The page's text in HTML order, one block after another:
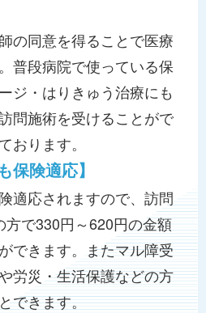
の同意を得ることで医療
普段病院で使っている保
ジ・はりきゅう治療にも
問施術を受けることがで
おります。
保険適応】
適応されますので、訪問
で330円～620円の金額
できます。またマル障受
労災・生活保護などの方
できます。